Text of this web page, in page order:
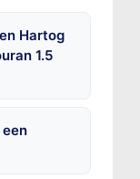
Hartog
1.5